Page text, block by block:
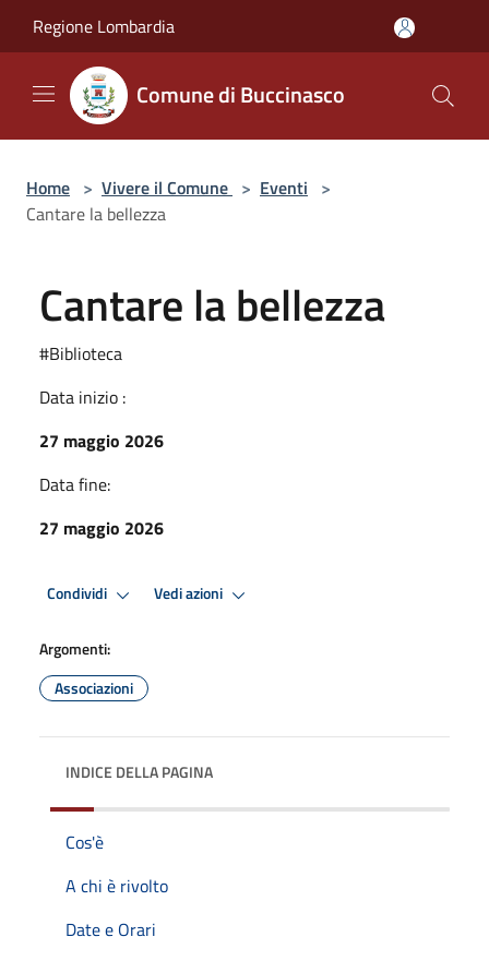
Regione Lombardia
Comune di Buccinasco
Home > Vivere il Comune > Eventi >
Cantare la bellezza
Cantare la bellezza
#Biblioteca
Data inizio :
27 maggio 2026
Data fine:
27 maggio 2026
Condividi Vedi azioni
Argomenti:
Associazioni
INDICE DELLA PAGINA
Cos'è
A chi è rivolto
Date e Orari